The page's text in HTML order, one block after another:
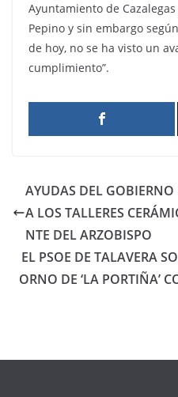
Ayuntamiento de
Pepino y sin embargo
de hoy, no se ha visto un
cumplimiento”.
AYUDAS DEL
A LOS TALLERES
NTE DEL ARZOBISPO
EL PSOE DE TALAVERA
ORNO DE ‘LA PORTIÑA’